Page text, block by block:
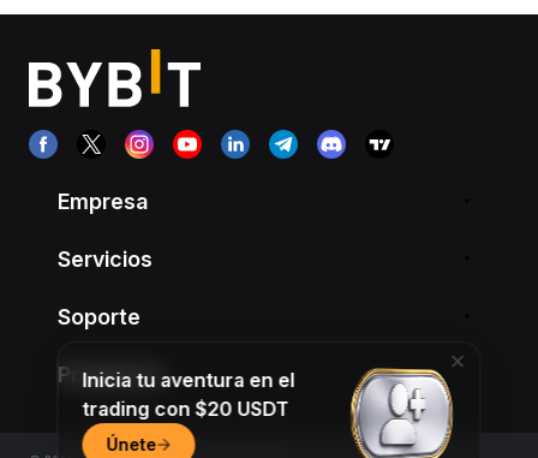
Empresa
Servicios
Soporte
Productos
Inicia tu aventura en el
trading con $20 USDT
Únete